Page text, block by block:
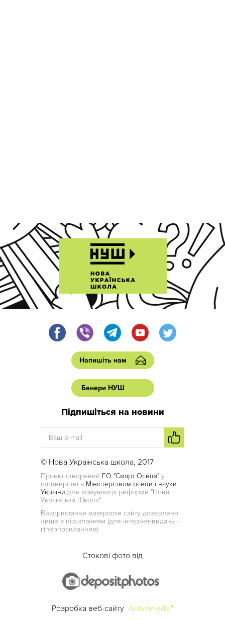
Напишіть нам
Банери НУШ
Підпишіться на новини
© Нова Українська школа, 2017
Проект створений ГО "Смарт Освіта" у
партнерстві з Міністерством освіти і науки
України для комунікації реформи "Нова
Українська Школа"
Використання матеріалів сайту дозволено
лише з посиланням (для інтернет-видань -
гіперпосиланням)
Стокові фото від
Розробка веб-сайту "Activemedia"